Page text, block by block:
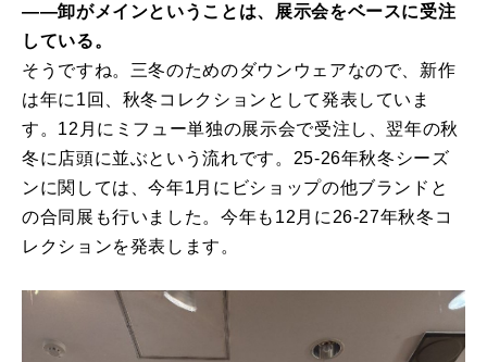
――卸がメインということは、展示会をベースに受注
している。
そうですね。三冬のためのダウンウェアなので、新作
は年に1回、秋冬コレクションとして発表していま
す。12月にミフュー単独の展示会で受注し、翌年の秋
冬に店頭に並ぶという流れです。25-26年秋冬シーズ
ンに関しては、今年1月にビショップの他ブランドと
の合同展も行いました。今年も12月に26-27年秋冬コ
レクションを発表します。